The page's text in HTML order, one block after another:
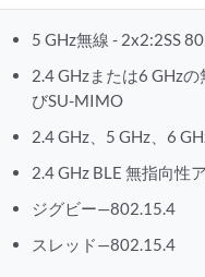
5 GHz無線 - 2x2:2SS
2.4 GHzまたは6 GHz
びSU-MIMO
2.4 GHz、5 GHz、6
2.4 GHz BLE 無指向性
ジグビー—802.15.4
スレッド—802.15.4